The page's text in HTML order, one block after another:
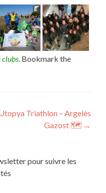
clubs. Bookmark the
Triathlon – Argelès
Gazost 🗺 →
pour suivre les